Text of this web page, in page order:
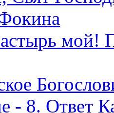
мой!
- 8. Ответ